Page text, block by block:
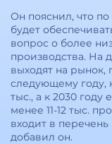
Он пояснил, что
будет
вопрос о более
производства. На
выходят на
следующему году,
тыс., а к 2030 году
менее 11-12 тыс.
входит в
добавил он.